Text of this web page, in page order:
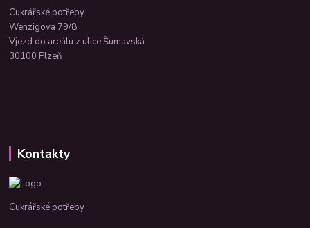
Cukrářské potřeby
Wenzigova 79/8
Vjezd do areálu z ulice Šumavská
30100 Plzeň
Kontakty
Cukrářské potřeby